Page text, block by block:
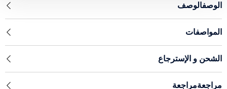
الوصفالوصف
المواصفات
الشحن و الإسترجاع
مراجعةمراجعة